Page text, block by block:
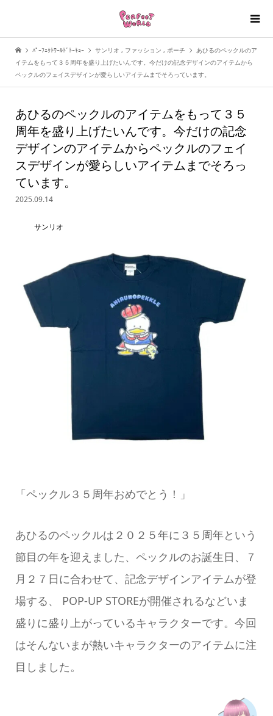
ﾊﾟｰﾌｪｸﾄﾜｰﾙﾄﾞﾄｰｷｮｰ サンリオ , ファッション , ポーチ
あひるのペックルのア
イテムをもって３５周年を盛り上げたいんです。今だけの記念デザインのアイテムから
ペックルのフェイスデザインが愛らしいアイテムまでそろっています。
あひるのペックルのアイテムをもって３５
周年を盛り上げたいんです。今だけの記念
デザインのアイテムからペックルのフェイ
スデザインが愛らしいアイテムまでそろっ
ています。
2025.09.14
サンリオ
「ペックル３５周年おめでとう！」
あひるのペックルは２０２５年に３５周年という
節目の年を迎えました、ペックルのお誕生日、７
月２７日に合わせて、記念デザインアイテムが登
場する、 POP-UP STOREが開催されるなどいま
盛りに盛り上がっているキャラクターです。今回
はそんないまが熱いキャラクターのアイテムに注
目しました。